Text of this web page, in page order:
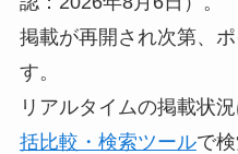
掲載が再開され次第、
す。
リアルタイムの掲載状
括比較・検索ツールで検